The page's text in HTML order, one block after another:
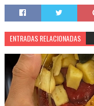
ENTRADAS RELACIONADAS